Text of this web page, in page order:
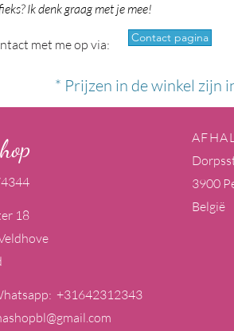
Ik denk graag met je mee!
met me op via: Contact pagina
* Prijzen in de winkel zijn
18
+31642312343
3900
België